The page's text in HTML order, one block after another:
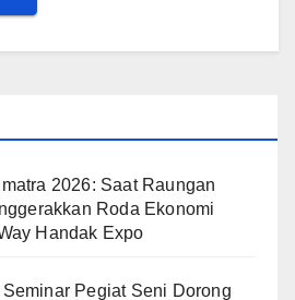
2026: Saat Raungan
Roda Ekonomi
Handak Expo
Pegiat Seni Dorong